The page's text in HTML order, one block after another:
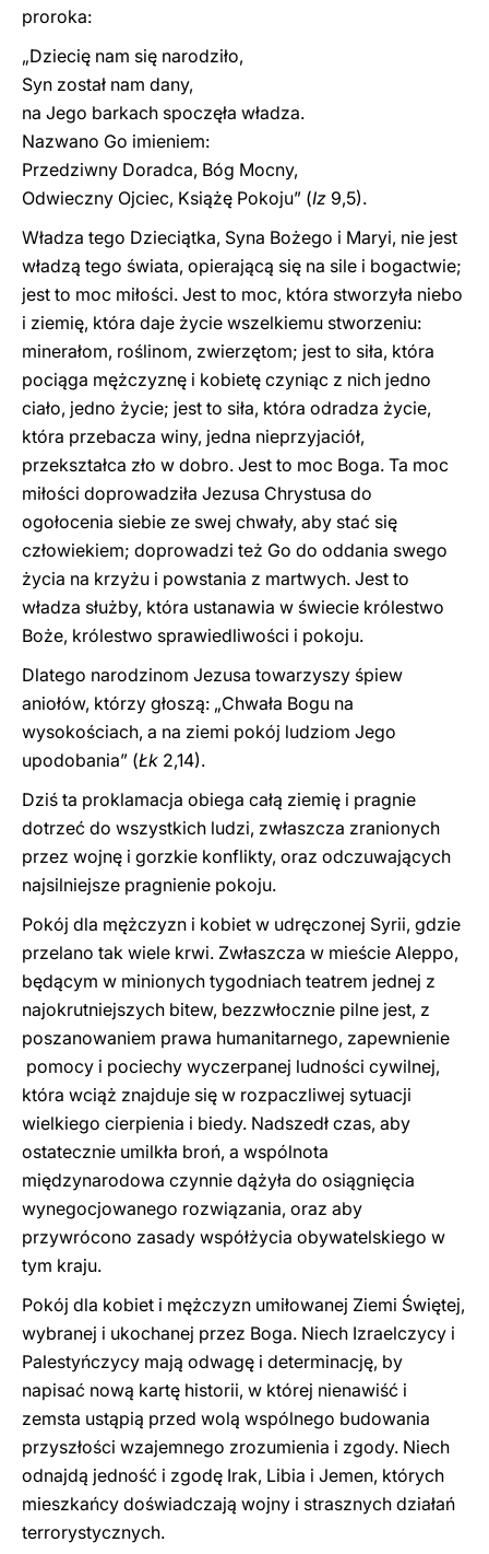
proroka:
„Dziecię nam się narodziło,
Syn został nam dany,
na Jego barkach spoczęła władza.
Nazwano Go imieniem:
Przedziwny Doradca, Bóg Mocny,
Odwieczny Ojciec, Książę Pokoju” (Iz 9,5).
Władza tego Dzieciątka, Syna Bożego i Maryi, nie jest
władzą tego świata, opierającą się na sile i bogactwie;
jest to moc miłości. Jest to moc, która stworzyła niebo
i ziemię, która daje życie wszelkiemu stworzeniu:
minerałom, roślinom, zwierzętom; jest to siła, która
pociąga mężczyznę i kobietę czyniąc z nich jedno
ciało, jedno życie; jest to siła, która odradza życie,
która przebacza winy, jedna nieprzyjaciół,
przekształca zło w dobro. Jest to moc Boga. Ta moc
miłości doprowadziła Jezusa Chrystusa do
ogołocenia siebie ze swej chwały, aby stać się
człowiekiem; doprowadzi też Go do oddania swego
życia na krzyżu i powstania z martwych. Jest to
władza służby, która ustanawia w świecie królestwo
Boże, królestwo sprawiedliwości i pokoju.
Dlatego narodzinom Jezusa towarzyszy śpiew
aniołów, którzy głoszą: „Chwała Bogu na
wysokościach, a na ziemi pokój ludziom Jego
upodobania” (Łk 2,14).
Dziś ta proklamacja obiega całą ziemię i pragnie
dotrzeć do wszystkich ludzi, zwłaszcza zranionych
przez wojnę i gorzkie konflikty, oraz odczuwających
najsilniejsze pragnienie pokoju.
Pokój dla mężczyzn i kobiet w udręczonej Syrii, gdzie
przelano tak wiele krwi. Zwłaszcza w mieście Aleppo,
będącym w minionych tygodniach teatrem jednej z
najokrutniejszych bitew, bezzwłocznie pilne jest, z
poszanowaniem prawa humanitarnego, zapewnienie
pomocy i pociechy wyczerpanej ludności cywilnej,
która wciąż znajduje się w rozpaczliwej sytuacji
wielkiego cierpienia i biedy. Nadszedł czas, aby
ostatecznie umilkła broń, a wspólnota
międzynarodowa czynnie dążyła do osiągnięcia
wynegocjowanego rozwiązania, oraz aby
przywrócono zasady współżycia obywatelskiego w
tym kraju.
Pokój dla kobiet i mężczyzn umiłowanej Ziemi Świętej,
wybranej i ukochanej przez Boga. Niech Izraelczycy i
Palestyńczycy mają odwagę i determinację, by
napisać nową kartę historii, w której nienawiść i
zemsta ustąpią przed wolą wspólnego budowania
przyszłości wzajemnego zrozumienia i zgody. Niech
odnajdą jedność i zgodę Irak, Libia i Jemen, których
mieszkańcy doświadczają wojny i strasznych działań
terrorystycznych.